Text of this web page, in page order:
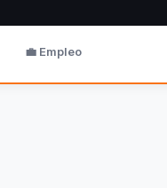
💼 Empleo